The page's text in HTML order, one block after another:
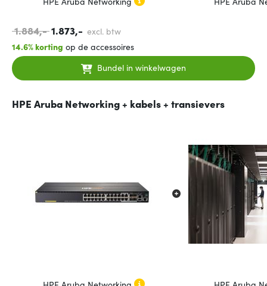
1.884,- 1.873,- excl. btw
14.6% korting op de accessoires
Bundel in winkelwagen
HPE Aruba Networking + kabels + transievers